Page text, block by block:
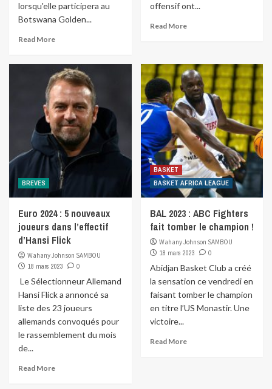
lorsqu'elle participera au
Botswana Golden...
Read More
offensif ont...
Read More
BREVES
Euro 2024 : 5 nouveaux
joueurs dans l’effectif
d’Hansi Flick
Wahany Johnson SAMBOU
18 mars 2023
0
Le Sélectionneur Allemand
Hansi Flick a annoncé sa
liste des 23 joueurs
allemands convoqués pour
le rassemblement du mois
de...
Read More
BASKET
BASKET AFRICA LEAGUE
BAL 2023 : ABC Fighters
fait tomber le champion !
Wahany Johnson SAMBOU
18 mars 2023
0
Abidjan Basket Club a créé
la sensation ce vendredi en
faisant tomber le champion
en titre l’US Monastir. Une
victoire...
Read More